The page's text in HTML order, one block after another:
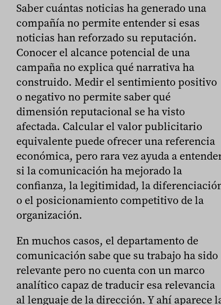
Saber cuántas noticias ha generado una
compañía no permite entender si esas
noticias han reforzado su reputación.
Conocer el alcance potencial de una
campaña no explica qué narrativa ha
construido. Medir el sentimiento positivo
o negativo no permite saber qué
dimensión reputacional se ha visto
afectada. Calcular el valor publicitario
equivalente puede ofrecer una referencia
económica, pero rara vez ayuda a
si la comunicación ha mejorado la
confianza, la legitimidad, la
o el posicionamiento competitivo de la
organización.
En muchos casos, el departamento de
comunicación sabe que su trabajo ha sido
relevante pero no cuenta con un marco
analítico capaz de traducir esa relevancia
al lenguaje de la dirección. Y ahí aparece